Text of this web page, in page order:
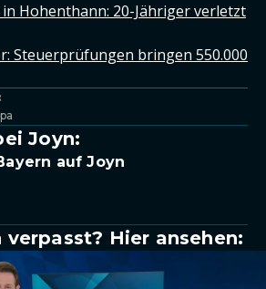
Hohenthann: 20-Jähriger verletzt
Steuerprüfungen bringen 550.000
Joyn:
auf Joyn
verpasst? Hier ansehen: